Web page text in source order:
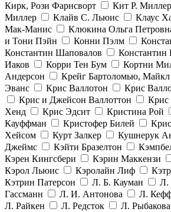
Кирк, Рози Фарнсворт
Кит Р.
Миллер
Клайв С. Льюис Клаус
Мак-Манис
Клюкина Ольга
и Тони Пэйн
Конни Пэлм
Константин Шаповалов
Иаков
Корри Тен Бум
Кортни
Андерсон
Крейг Бартоломью, Майкл
Эванс
Крис Валлотон
Крис
Крис и Джейсон Валлоттон
Крис
Хенд
Крис Эдсит Кристина Рой
Кауффман
Кристофер Билей
Хейсом
Курт Залкер Кушнерук
Джеймс
Кэйти Бразелтон
Кэрен Кингсбери
Кэрин Маккензи
Кэрол Льюис
Кэролайн Лиф
Кэтрин Патерсон
Л. Б. Кауман Л.
Гассманн
Л. И. Антонова Л.
Л. Райкен
Л. Редсток Л.